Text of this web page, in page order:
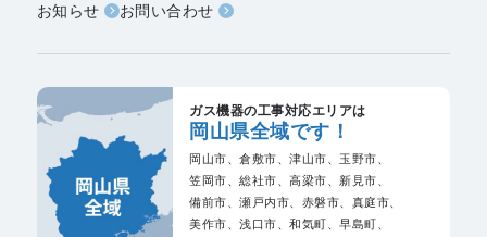
お知らせ お問い合わせ
ガス機器の工事対応エリアは
岡山県全域です！
岡山市、倉敷市、津山市、 玉野市、
笠岡市、総社市、高梁市、 新見市、
備前市、瀬戸内市、 赤磐市、 真庭市、
美作市、浅口市、和気町、早島町、